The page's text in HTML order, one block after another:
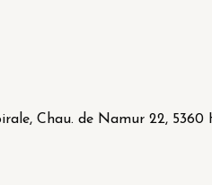
Chau. de Namur 22, 5360